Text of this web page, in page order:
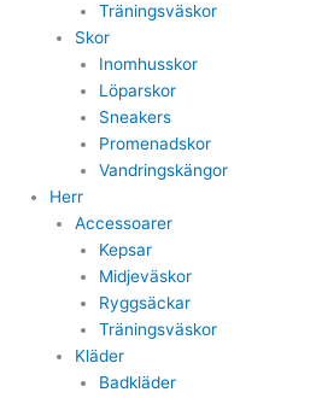
Träningsväskor
Skor
Inomhusskor
Löparskor
Sneakers
Promenadskor
Vandringskängor
Herr
Accessoarer
Kepsar
Midjeväskor
Ryggsäckar
Träningsväskor
Kläder
Badkläder